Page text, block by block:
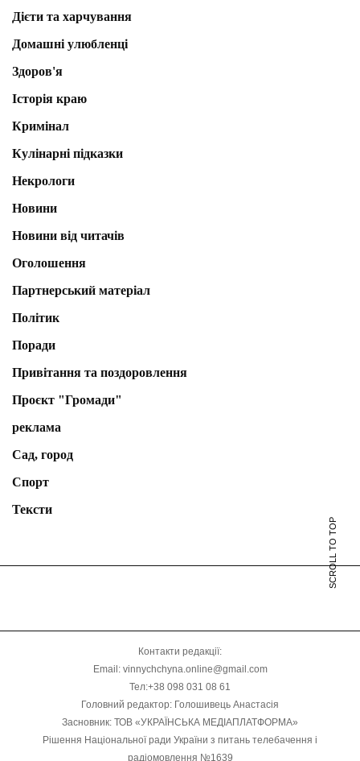
Дієти та харчування
Домашні улюбленці
Здоров'я
Історія краю
Кримінал
Кулінарні підказки
Некрологи
Новини
Новини від читачів
Оголошення
Партнерський матеріал
Політик
Поради
Привітання та поздоровлення
Проєкт "Громади"
реклама
Сад, город
Спорт
Тексти
SCROLL TO TOP
Контакти редакції:
Email: vinnychchyna.online@gmail.com
Тел:+38 098 031 08 61
Головний редактор: Голошивець Анастасія
Засновник: ТОВ «УКРАЇНСЬКА МЕДІАПЛАТФОРМА»
Рішення Національної ради України з питань телебачення і
радіомовлення №1639